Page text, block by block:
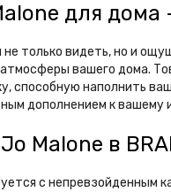
для
не только видеть, но и
вашего дома.
способную наполнить
дополнением к вашему
Malone в
с непревзойденным